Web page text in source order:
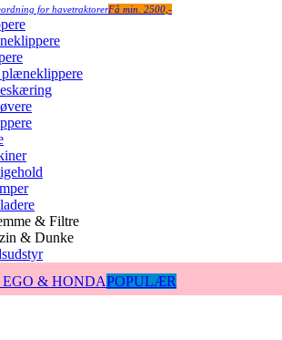
for havetraktorerFå min. 2500,-
& Filtre
& Dunke
EGO & HONDAPOPULÆR